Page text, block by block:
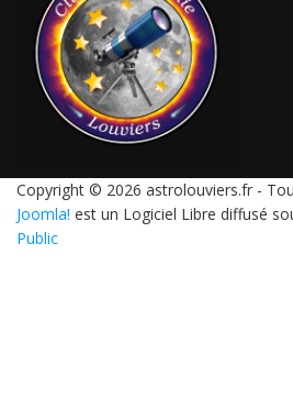
Copyright © 2026 astrolouviers.fr -
Joomla! est un Logiciel Libre diffusé
Public